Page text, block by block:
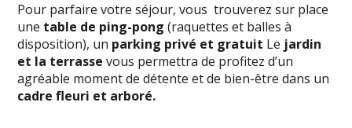
Pour parfaire votre séjour, vous trouverez sur place
une table de ping-pong (raquettes et balles à
disposition), un parking privé et gratuit Le jardin
et la terrasse vous permettra de profitez d’un
agréable moment de détente et de bien-être dans un
cadre fleuri et arboré.